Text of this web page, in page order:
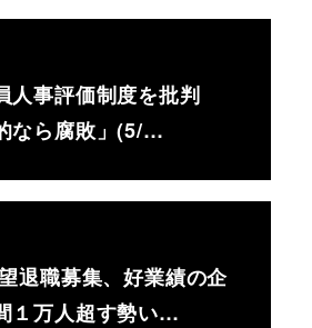
人事評価制度を批判
なら腐敗」(5/…
退職募集、好業績の企
万人超す勢い…